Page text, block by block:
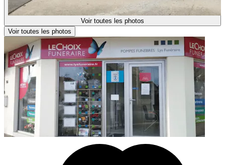
Voir toutes les photos
Voir toutes les photos